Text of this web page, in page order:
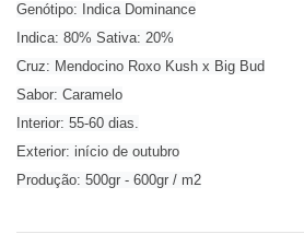
Genótipo: Indica Dominance
Indica: 80% Sativa: 20%
Cruz: Mendocino Roxo Kush x Big Bud
Sabor: Caramelo
Interior: 55-60 dias.
Exterior: início de outubro
Produção: 500gr - 600gr / m2